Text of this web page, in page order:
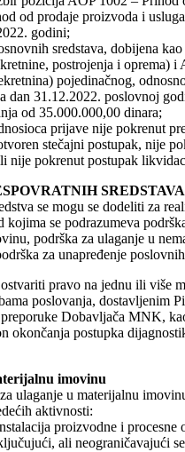
od prodaje proizvoda i
godini;
sredstava, dobijena
postrojenja i oprema) i
pojedinačnog,
dan 31.12.2022. poslovnoj
od 35.000.000,00 dinara;
prijave nije pokrenut
stečajni postupak, nije
nije pokrenut postupak
SREDSTAVA
se mogu se dodeliti za
kojima se podrazumeva
podrška za ulaganje u
za unapređenje
pravo na jednu ili više
poslovanja, dostavljenim
Dobavljača MNK,
okončanja postupka
imovinu
ulaganje u materijalnu
aktivnosti:
proizvodne i procesne
ali neograničavajući